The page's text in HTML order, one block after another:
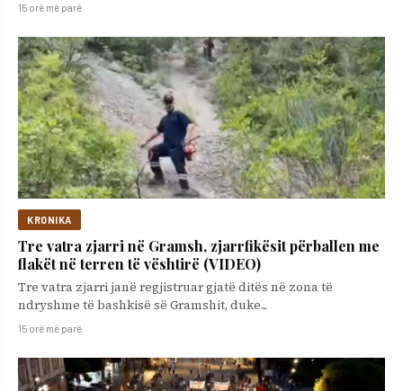
15 orë më parë
KRONIKA
Tre vatra zjarri në Gramsh, zjarrfikësit përballen me
flakët në terren të vështirë (VIDEO)
Tre vatra zjarri janë regjistruar gjatë ditës në zona të
ndryshme të bashkisë së Gramshit, duke...
15 orë më parë